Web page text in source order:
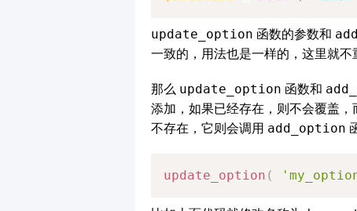
update_option 函数的参数和
一致的，用法也是一样的，这里就不
那么 update_option 函数和
添加，如果已经存在，则不会覆盖，
不存在，它则会调用 add_option
update_option (